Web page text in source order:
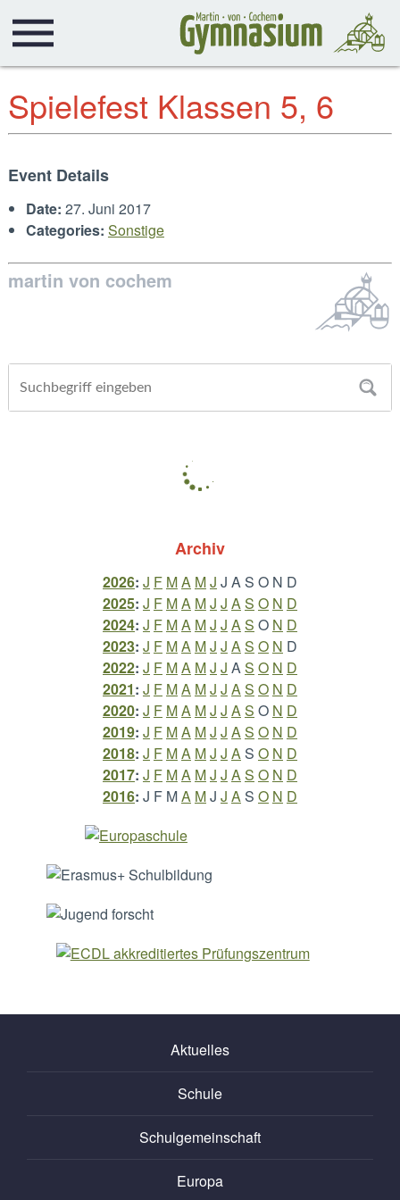
Spielefest Klassen 5, 6
Event Details
Date: 27. Juni 2017
Categories: Sonstige
martin von cochem
Archiv
2026: J F MA MJ J AS O N D
2025: J F MA MJ J AS O N D
2024: J F MA MJ J AS O N D
2023: J F MA MJ J AS O N D
2022: J F MA MJ J AS O N D
2021: J F MA MJ J AS O N D
2020: J F MA MJ J AS O N D
2019: J F MA MJ J AS O N D
2018: J F MA MJ J AS O N D
2017: J F MA MJ J AS O N D
2016: J F MA MJ J AS O N D
Aktuelles
Schule
Schulgemeinschaft
Europa